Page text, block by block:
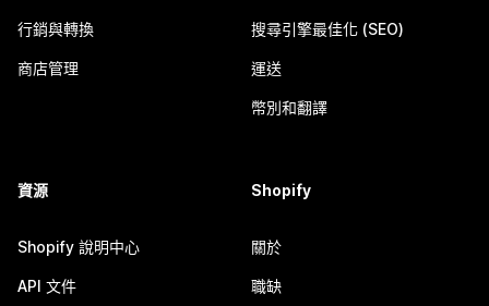
行銷與轉換
商店管理
搜尋引擎最佳化 (SEO)
運送
幣別和翻譯
資源
Shopify 說明中心
API 文件
Shopify
關於
職缺